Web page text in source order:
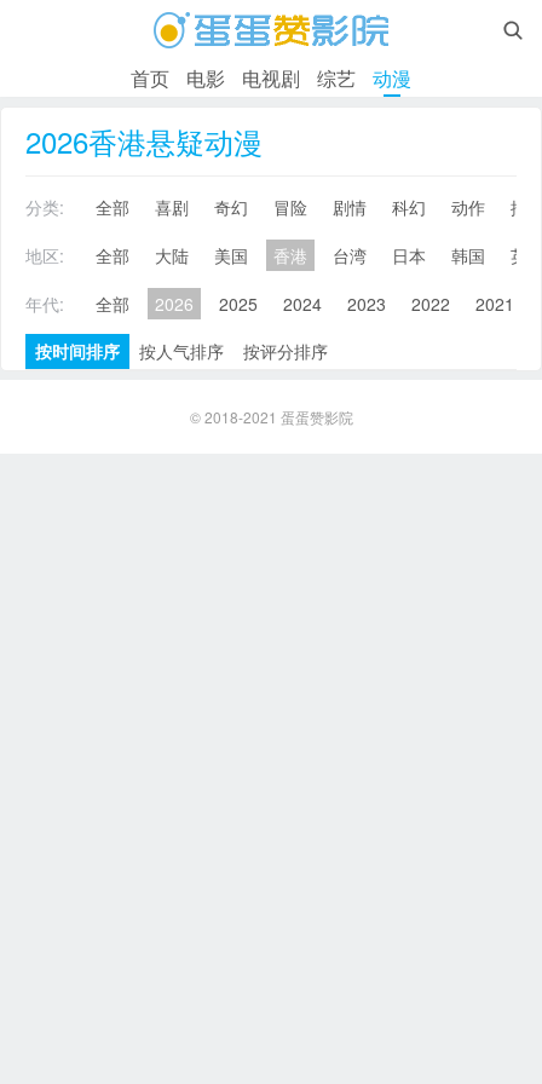

首页 电影 电视剧 综艺 动漫
2026香港悬疑动漫
分类: 全部 喜剧 奇幻 冒险 剧情 科幻 动作
搞
地区:
全部 大陆 美国 香港 台湾 日本 韩国
英
年代:
全部 2026 2025 2024 2023 2022 2021
按时间排序
按人气排序 按评分排序
© 2018-2021 蛋蛋赞影院